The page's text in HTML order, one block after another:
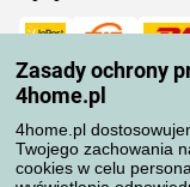
Zasady ochrony
4home.pl
4home.pl
Twojego zachowania
cookies w celu
Metody
Niezawodny